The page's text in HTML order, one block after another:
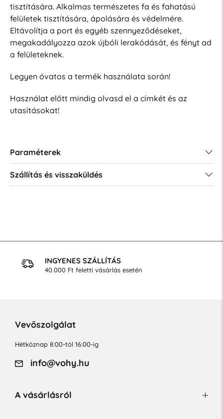
tisztítására. Alkalmas természetes fa és fahatású
felületek tisztítására, ápolására és védelmére.
Eltávolítja a port és egyéb szennyeződéseket,
megakadályozza azok újbóli lerakódását, és fényt ad
a felületeknek.
Legyen óvatos a termék használata során!
Használat előtt mindig olvasd el a címkét és az
utasításokat!
Paraméterek
Szállítás és visszaküldés
INGYENES SZÁLLÍTÁS
40.000 Ft feletti vásárlás esetén
Vevőszolgálat
Hétköznap 8:00-tól 16:00-ig
info@vohy.hu
A vásárlásról